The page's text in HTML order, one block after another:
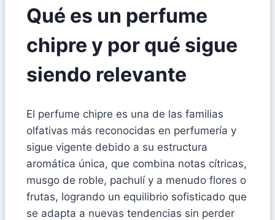
Qué es un perfume
chipre y por qué sigue
siendo relevante
El perfume chipre es una de las familias
olfativas más reconocidas en perfumería y
sigue vigente debido a su estructura
aromática única, que combina notas cítricas,
musgo de roble, pachulí y a menudo flores o
frutas, logrando un equilibrio sofisticado que
se adapta a nuevas tendencias sin perder